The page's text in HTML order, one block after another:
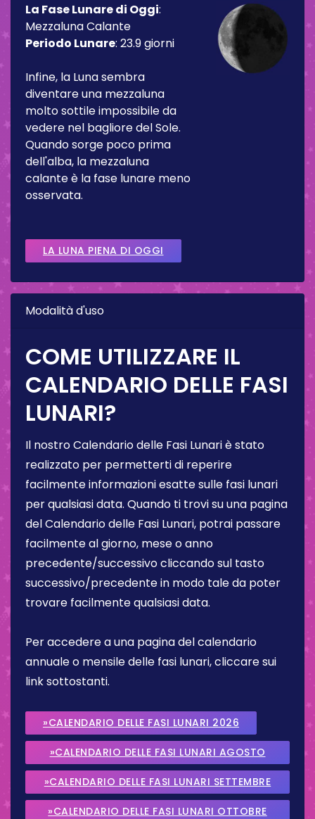
La Fase Lunare di Oggi:
Mezzaluna Calante
Periodo Lunare: 23.9 giorni
Infine, la Luna sembra
diventare una mezzaluna
molto sottile impossibile da
vedere nel bagliore del Sole.
Quando sorge poco prima
dell'alba, la mezzaluna
calante è la fase lunare meno
osservata.
LA LUNA PIENA DI OGGI
Modalità d'uso
COME UTILIZZARE IL
CALENDARIO DELLE FASI
LUNARI?
Il nostro Calendario delle Fasi Lunari è stato
realizzato per permetterti di reperire
facilmente informazioni esatte sulle fasi lunari
per qualsiasi data. Quando ti trovi su una pagina
del Calendario delle Fasi Lunari, potrai passare
facilmente al giorno, mese o anno
precedente/successivo cliccando sul tasto
successivo/precedente in modo tale da poter
trovare facilmente qualsiasi data.
Per accedere a una pagina del calendario
annuale o mensile delle fasi lunari, cliccare sui
link sottostanti.
»CALENDARIO DELLE FASI LUNARI 2026
»CALENDARIO DELLE FASI LUNARI AGOSTO
2026
»CALENDARIO DELLE FASI LUNARI SETTEMBRE
2026
»CALENDARIO DELLE FASI LUNARI OTTOBRE